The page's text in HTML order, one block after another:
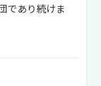
であり続けま